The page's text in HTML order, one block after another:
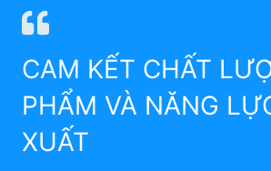
CAM KẾT CHẤT
PHẨM VÀ NĂNG
XUẤT